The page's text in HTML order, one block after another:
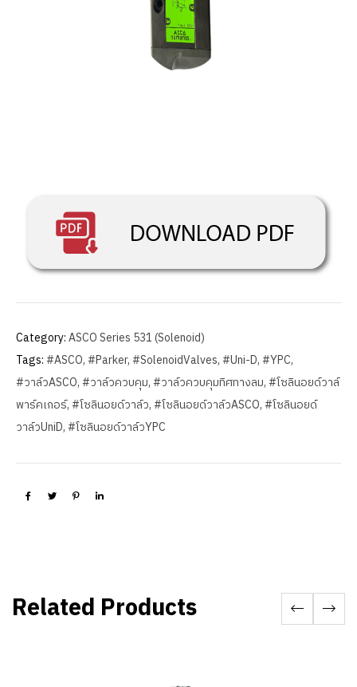
Category:ASCO Series 531 (Solenoid)
Tags:#ASCO,#Parker,#SolenoidValves,#Uni-D,#YPC,
#วาล์วASCO,#วาล์วควบคุม,#วาล์วควบคุมทิศทางลม,#โซลินอยด์วาล์
พาร์คเกอร์,#โซลินอยด์วาล์ว,#โซลินอยด์วาล์วASCO,#โซลินอยด์
วาล์วUniD,#โซลินอยด์วาล์วYPC
Related Products